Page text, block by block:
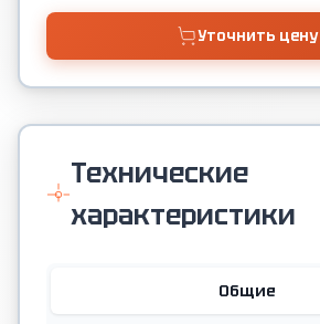
Уточнить цену
Технические
характеристики
Общие